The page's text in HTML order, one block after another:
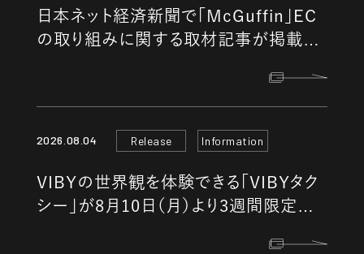
日本ネット経済新聞で「McGuffin」EC
の取り組みに関する取材記事が掲載さ
2026.08.04 Release Information
VIBYの世界観を体験できる「VIBYタク
シー」が8月10日（月）より3週間限定で